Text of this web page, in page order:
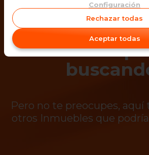
Empleo
Oficinas
Contacto
¡Ups! Ya
inmueble
Pero no te preocupes,
otros Inmuebles que
Configuración
Rechazar todas
Aceptar todas